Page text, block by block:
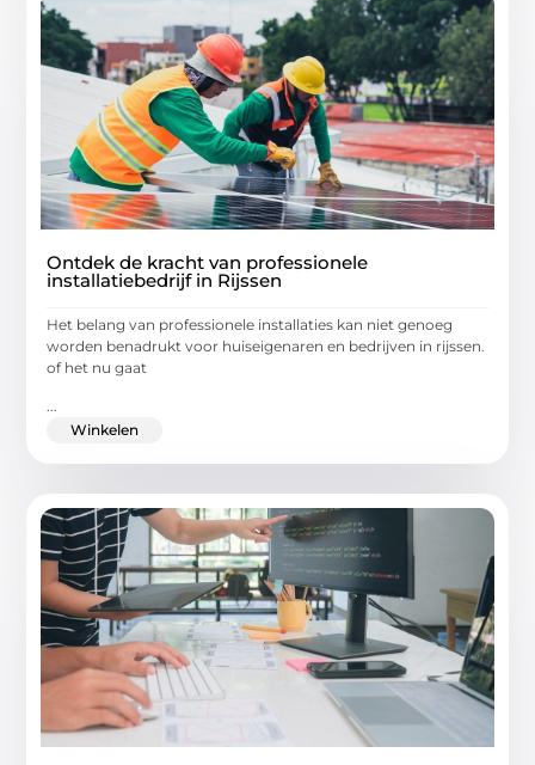
Ontdek de kracht van professionele
installatiebedrijf in Rijssen
Het belang van professionele installaties kan niet genoeg
worden benadrukt voor huiseigenaren en bedrijven in rijssen.
of het nu gaat
...
Winkelen